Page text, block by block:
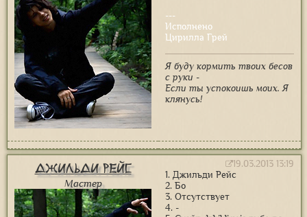
---
Исполнено
Цирилла Грей
Я буду кормить твоих бесов
с руки -
Если ты успокоишь моих. Я
клянусь!
Джильди Рейс
Мастер
19.03.2013 13:19
1. Джильди Рейс
2. Бо
3. Отсутствует
4. -